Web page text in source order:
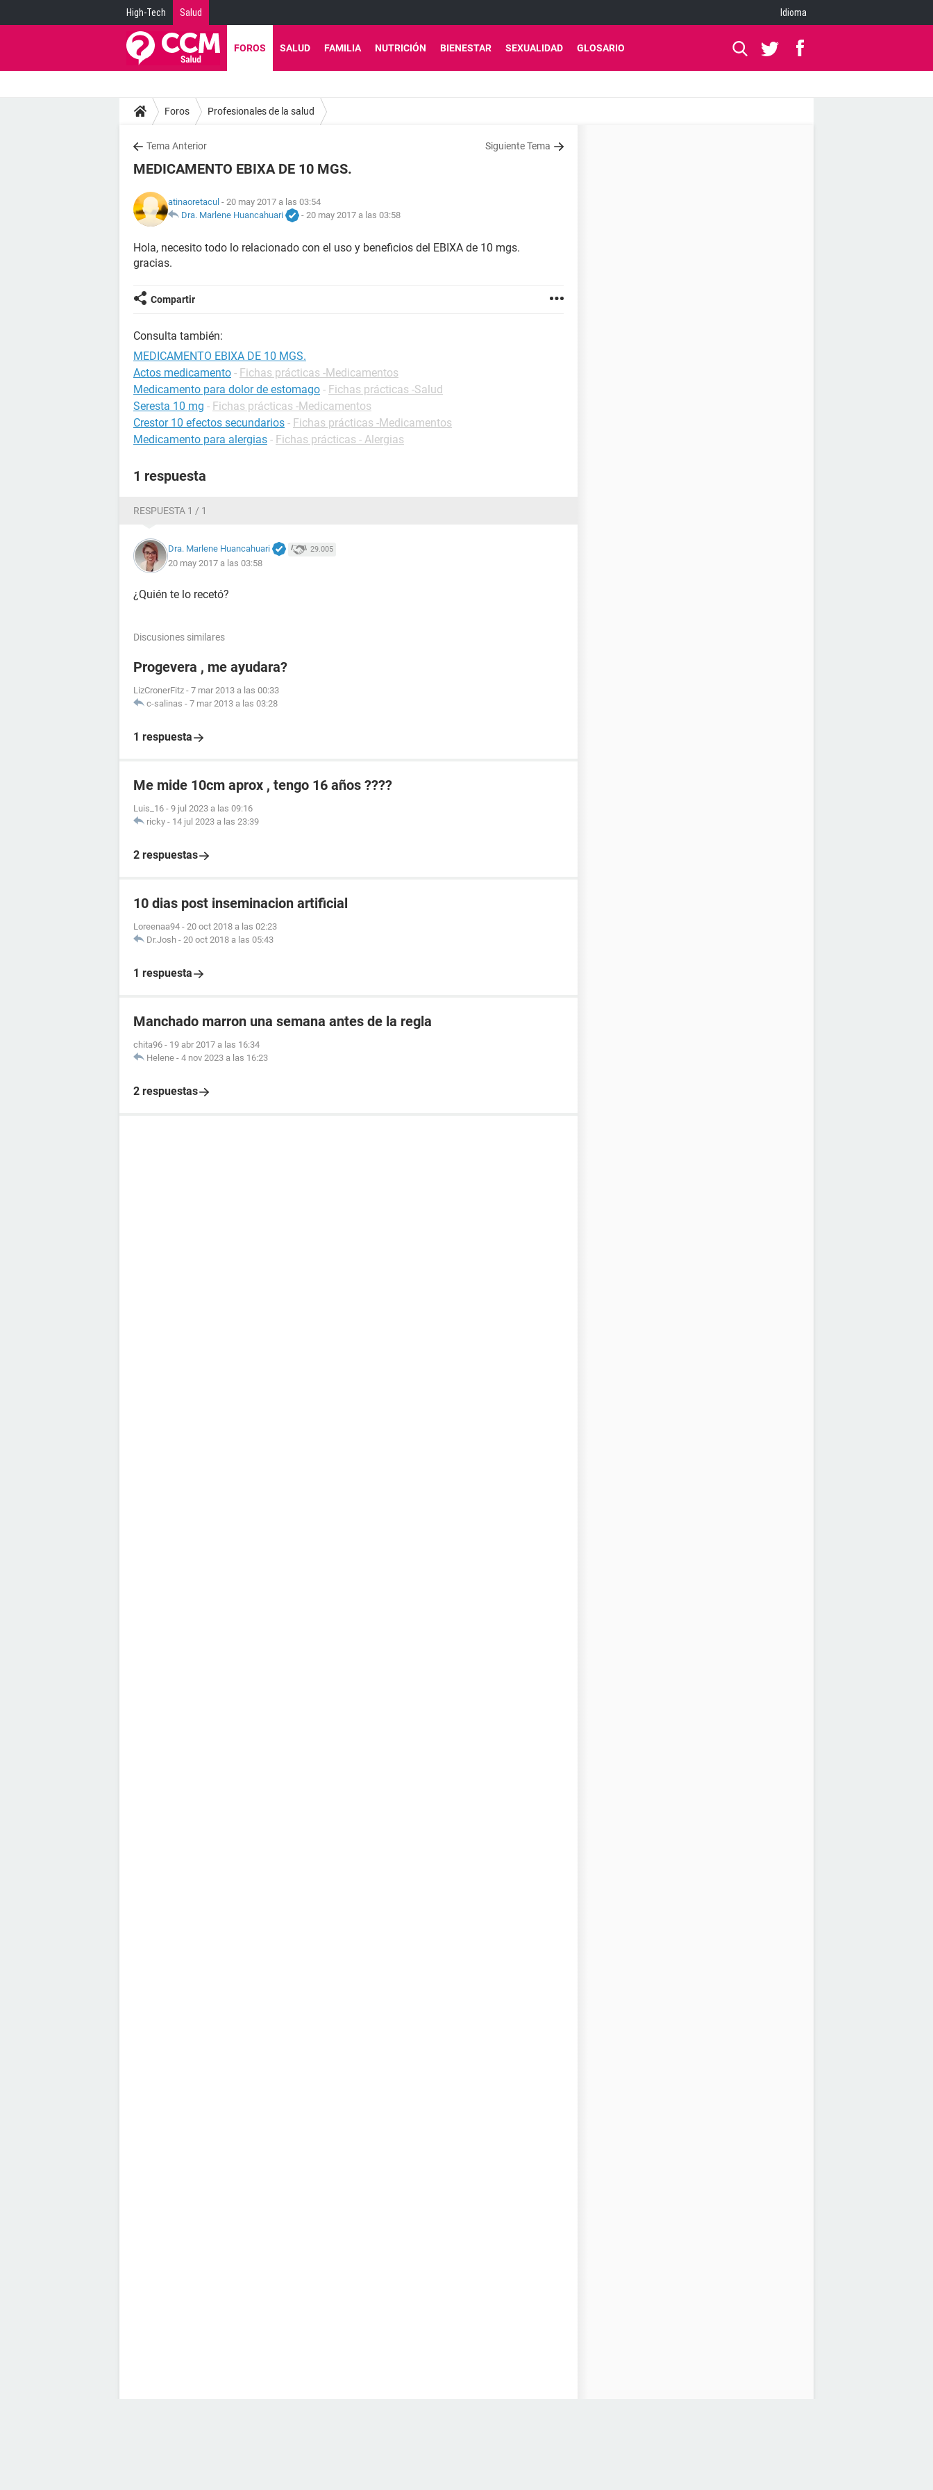
High-Tech Salud Idioma
FOROS SALUD FAMILIA NUTRICIÓN BIENESTAR SEXUALIDAD GLOSARIO
Foros Profesionales de la salud
Tema Anterior Siguiente Tema
MEDICAMENTO EBIXA DE 10 MGS.
atinaoretacul - 20 may 2017 a las 03:54
Dra. Marlene Huancahuari
- 20 may 2017 a las 03:58
Hola, necesito todo lo relacionado con el uso y beneficios del EBIXA de 10 mgs.
gracias.
Compartir
Consulta también:
MEDICAMENTO EBIXA DE 10 MGS.
Actos medicamento - Fichas prácticas -Medicamentos
Medicamento para dolor de estomago - Fichas prácticas -Salud
Seresta 10 mg - Fichas prácticas -Medicamentos
Crestor 10 efectos secundarios - Fichas prácticas -Medicamentos
Medicamento para alergias - Fichas prácticas - Alergias
1 respuesta
RESPUESTA 1 / 1
Dra. Marlene Huancahuari 29.005
20 may 2017 a las 03:58
¿Quién te lo recetó?
Discusiones similares
Progevera , me ayudara?
LizCronerFitz - 7 mar 2013 a las 00:33
c-salinas - 7 mar 2013 a las 03:28
1 respuesta
Me mide 10cm aprox , tengo 16 años ????
Luis_16 - 9 jul 2023 a las 09:16
ricky - 14 jul 2023 a las 23:39
2 respuestas
10 dias post inseminacion artificial
Loreenaa94 - 20 oct 2018 a las 02:23
Dr.Josh - 20 oct 2018 a las 05:43
1 respuesta
Manchado marron una semana antes de la regla
chita96 - 19 abr 2017 a las 16:34
Helene - 4 nov 2023 a las 16:23
2 respuestas